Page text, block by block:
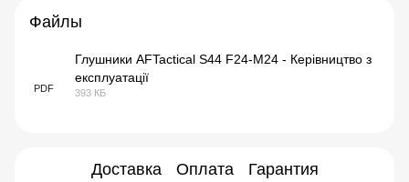
Файлы
PDF
Глушники AFTactical S44 F24-M24 - Керівництво з
експлуатації
393 КБ
Доставка Оплата Гарантия